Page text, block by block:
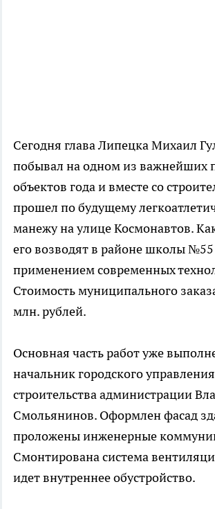
Сегодня глава Липецка Михаил
побывал на одном из важнейших
объектов года и вместе со
прошел по будущему
манежу на улице Космонавтов.
его возводят в районе школы №55
применением современных
Стоимость муниципального
млн. рублей.
Основная часть работ уже
начальник городского управления
строительства администрации
Смольянинов. Оформлен фасад
проложены инженерные
Смонтирована система
идет внутреннее обустройство.